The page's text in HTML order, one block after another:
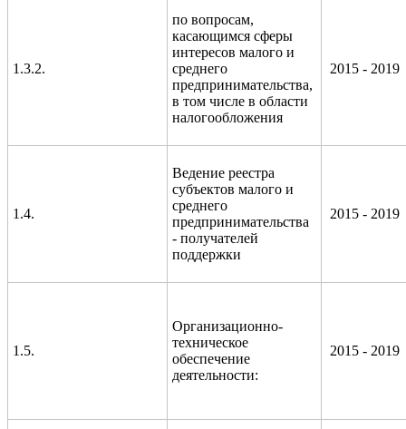
1.3.2.
по вопросам,
касающимся сферы
интересов малого и
среднего
предпринимательства,
в том числе в области
налогообложения
2015 - 2019
1.4.
Ведение реестра
субъектов малого и
среднего
предпринимательства
- получателей
поддержки
2015 - 2019
1.5.
Организационно-
техническое
обеспечение
деятельности:
2015 - 2019